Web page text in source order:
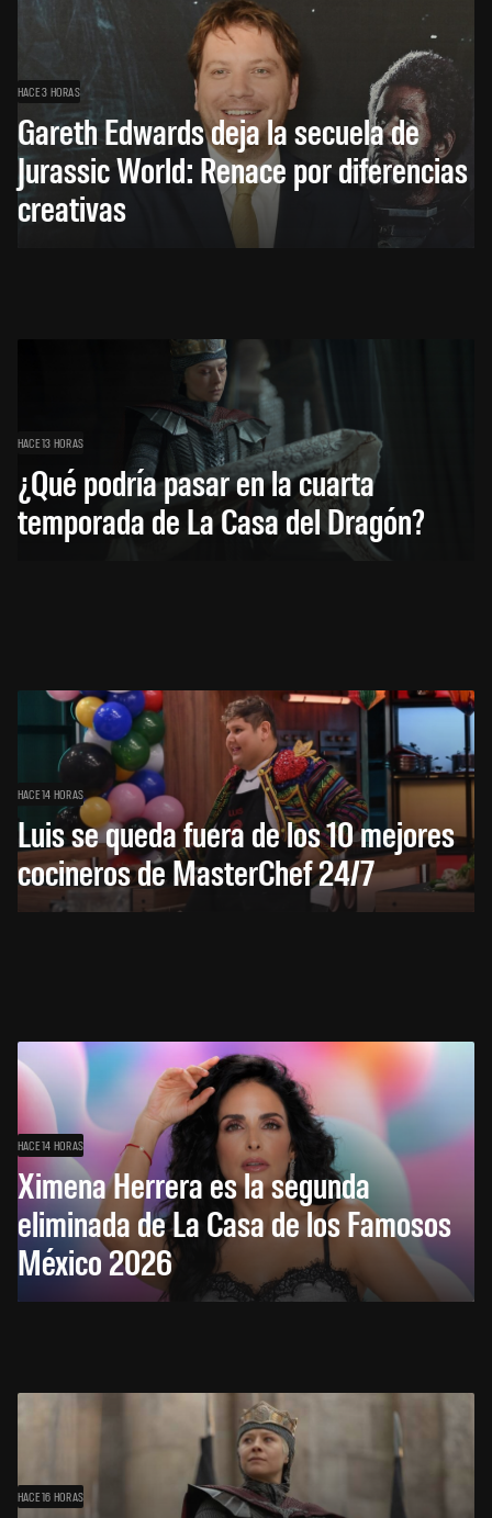
HACE 3 HORAS
Gareth Edwards deja la secuela de
Jurassic World: Renace por diferencias
creativas
HACE 13 HORAS
¿Qué podría pasar en la cuarta
temporada de La Casa del Dragón?
HACE 14 HORAS
Luis se queda fuera de los 10 mejores
cocineros de MasterChef 24/7
HACE 14 HORAS
Ximena Herrera es la segunda
eliminada de La Casa de los Famosos
México 2026
HACE 16 HORAS